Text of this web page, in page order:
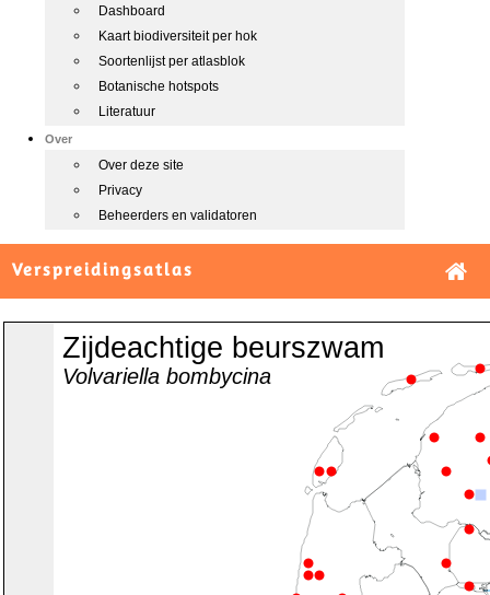
Dashboard
Kaart biodiversiteit per hok
Soortenlijst per atlasblok
Botanische hotspots
Literatuur
Over
Over deze site
Privacy
Beheerders en validatoren
Verspreidingsatlas